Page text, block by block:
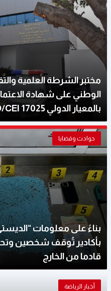
مختبر الشرطة العلمية
الوطني على شهادة
بالمعيار الدولي ISO/CEI 17025
حوادث وقضايا
بناءً على معلومات
قادما من الخارج
أخبار الرياضة